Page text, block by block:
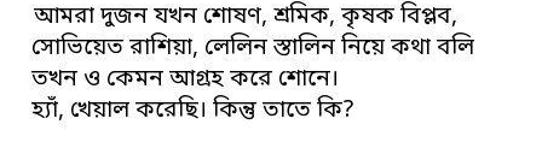
আমরা দুজন যখন শোষণ, শ্রমিক, কৃষক বিপ্লব,
সোভিয়েত রাশিয়া, লেলিন স্তালিন নিয়ে কথা বলি
তখন ও কেমন আগ্রহ করে শোনে।
হ্যাঁ, খেয়াল করেছি। কিন্তু তাতে কি?